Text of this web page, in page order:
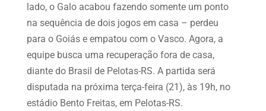
lado, o Galo acabou fazendo somente um ponto
na sequência de dois jogos em casa – perdeu
para o Goiás e empatou com o Vasco. Agora, a
equipe busca uma recuperação fora de casa,
diante do Brasil de Pelotas-RS. A partida será
disputada na próxima terça-feira (21), às 19h, no
estádio Bento Freitas, em Pelotas-RS.